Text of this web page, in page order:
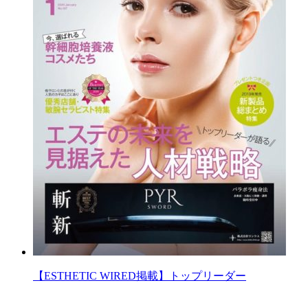
【ESTHETIC WIRED掲載】トップリーダー